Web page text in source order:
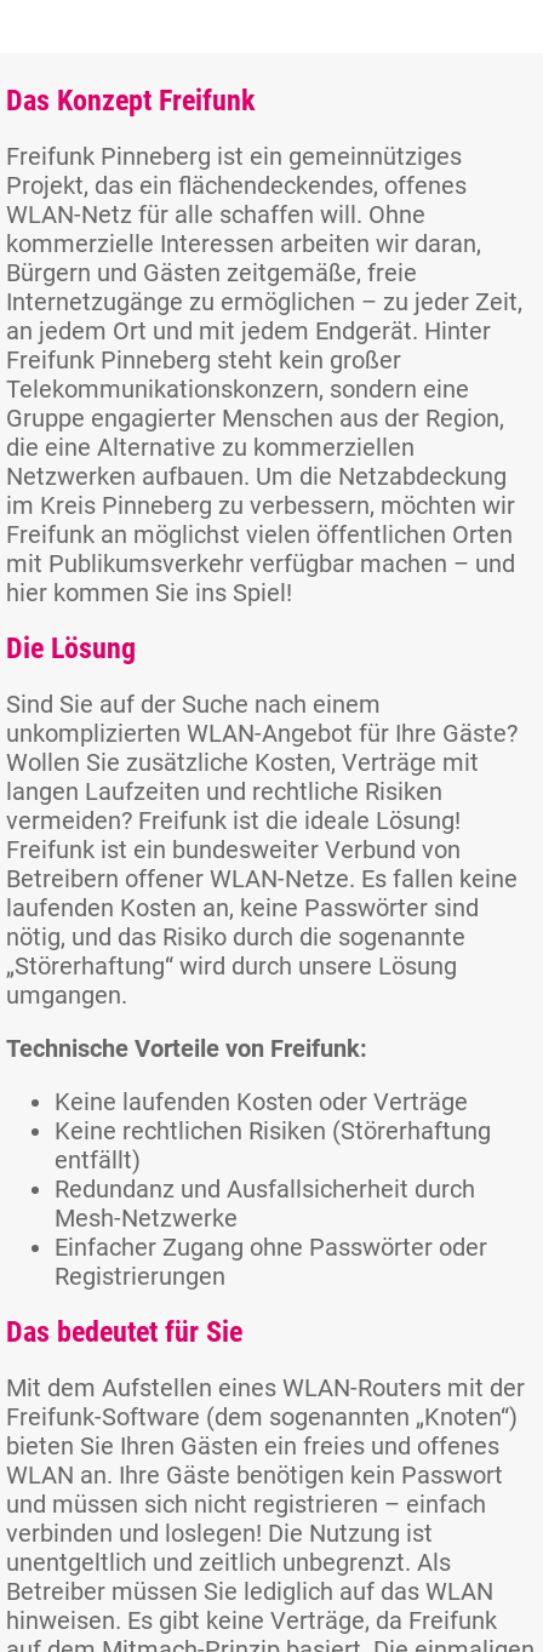
Das Konzept Freifunk
Freifunk Pinneberg ist ein gemeinnütziges
Projekt, das ein flächendeckendes, offenes
WLAN-Netz für alle schaffen will. Ohne
kommerzielle Interessen arbeiten wir daran,
Bürgern und Gästen zeitgemäße, freie
Internetzugänge zu ermöglichen – zu jeder Zeit,
an jedem Ort und mit jedem Endgerät. Hinter
Freifunk Pinneberg steht kein großer
Telekommunikationskonzern, sondern eine
Gruppe engagierter Menschen aus der Region,
die eine Alternative zu kommerziellen
Netzwerken aufbauen. Um die Netzabdeckung
im Kreis Pinneberg zu verbessern, möchten wir
Freifunk an möglichst vielen öffentlichen Orten
mit Publikumsverkehr verfügbar machen – und
hier kommen Sie ins Spiel!
Die Lösung
Sind Sie auf der Suche nach einem
unkomplizierten WLAN-Angebot für Ihre Gäste?
Wollen Sie zusätzliche Kosten, Verträge mit
langen Laufzeiten und rechtliche Risiken
vermeiden? Freifunk ist die ideale Lösung!
Freifunk ist ein bundesweiter Verbund von
Betreibern offener WLAN-Netze. Es fallen keine
laufenden Kosten an, keine Passwörter sind
nötig, und das Risiko durch die sogenannte
„Störerhaftung“ wird durch unsere Lösung
umgangen.
Technische Vorteile von Freifunk:
Keine laufenden Kosten oder Verträge
Keine rechtlichen Risiken (Störerhaftung
entfällt)
Redundanz und Ausfallsicherheit durch
Mesh-Netzwerke
Einfacher Zugang ohne Passwörter oder
Registrierungen
Das bedeutet für Sie
Mit dem Aufstellen eines WLAN-Routers mit der
Freifunk-Software (dem sogenannten „Knoten“)
bieten Sie Ihren Gästen ein freies und offenes
WLAN an. Ihre Gäste benötigen kein Passwort
und müssen sich nicht registrieren – einfach
verbinden und loslegen! Die Nutzung ist
unentgeltlich und zeitlich unbegrenzt. Als
Betreiber müssen Sie lediglich auf das WLAN
hinweisen. Es gibt keine Verträge, da Freifunk